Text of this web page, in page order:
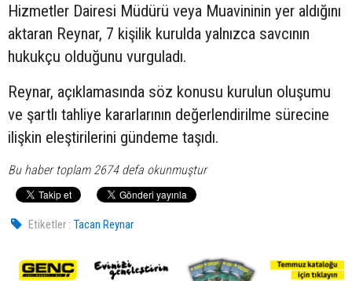
Hizmetler Dairesi Müdürü veya Muavininin yer aldığını
aktaran Reynar, 7 kişilik kurulda yalnızca savcının
hukukçu olduğunu vurguladı.
Reynar, açıklamasında söz konusu kurulun oluşumu
ve şartlı tahliye kararlarının değerlendirilme sürecine
ilişkin eleştirilerini gündeme taşıdı.
Bu haber toplam 2674 defa okunmuştur
Etiketler : Tacan Reynar